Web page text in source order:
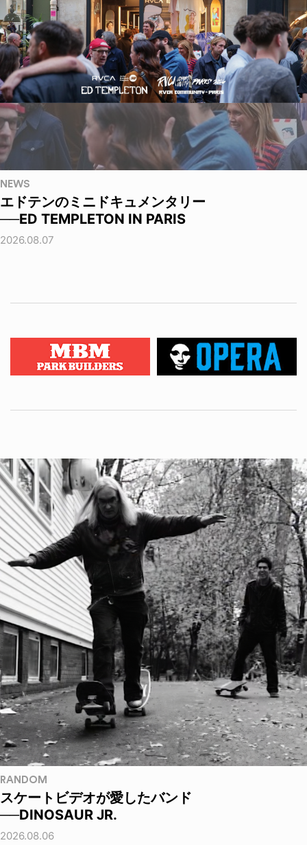
NEWS
エドテンのミニドキュメンタリー
──ED TEMPLETON IN PARIS
2026.08.07
RANDOM
スケートビデオが愛したバンド
──DINOSAUR JR.
2026.08.06